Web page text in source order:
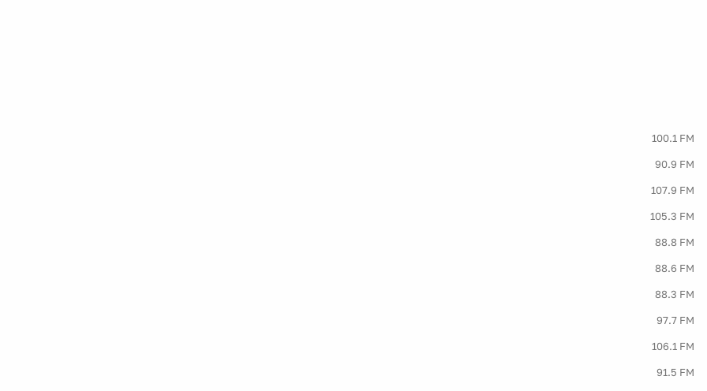
100.1 FM
90.9 FM
107.9 FM
105.3 FM
88.8 FM
88.6 FM
88.3 FM
97.7 FM
106.1 FM
91.5 FM